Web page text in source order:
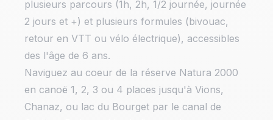
plusieurs parcours (1h, 2h, 1/2 journée, journée
2 jours et +) et plusieurs formules (bivouac,
retour en VTT ou vélo électrique), accessibles
des l'âge de 6 ans.
Naviguez au coeur de la réserve Natura 2000
en canoë 1, 2, 3 ou 4 places jusqu'à Vions,
Chanaz, ou lac du Bourget par le canal de